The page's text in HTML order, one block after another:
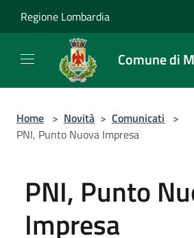
Regione Lombardia
Comune di
Home > Novità > Comunicati >
PNI, Punto Nuova Impresa
PNI, Punto
Impresa